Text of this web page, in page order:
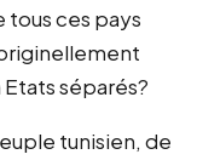
tous ces pays
séparés?
tunisien, de